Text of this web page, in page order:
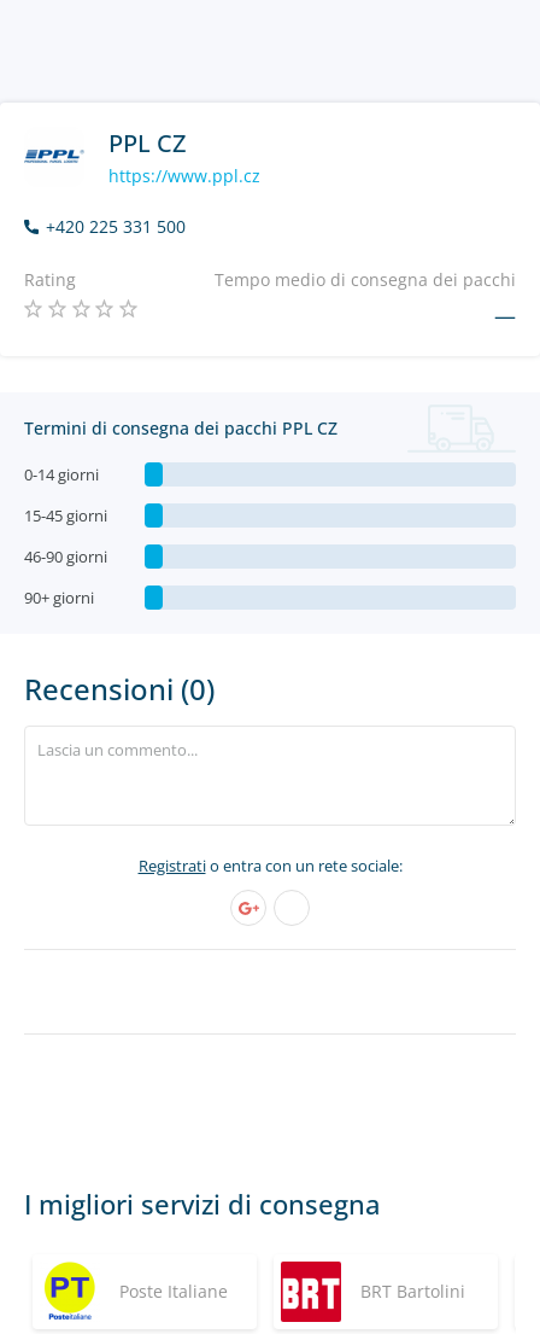
PPL CZ
https://www.ppl.cz
+420 225 331 500
Rating Tempo medio di consegna dei pacchi
—
Termini di consegna dei pacchi PPL CZ
0-14 giorni
15-45 giorni
46-90 giorni
90+ giorni
Recensioni (0)
Registratio entra con un rete sociale:
I migliori servizi di consegna
Poste Italiane BRT Bartolini